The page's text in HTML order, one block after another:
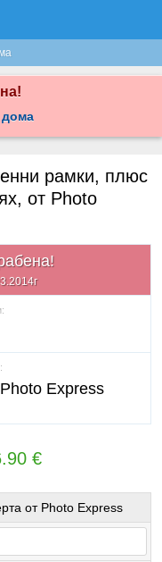
дома
рамки, плюс
от Photo
Express
€
от Photo Express